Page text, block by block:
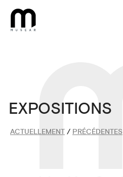
EXPOSITIONS
ACTUELLEMENT / PRÉCÉDENTES
MUSEAR © 2026